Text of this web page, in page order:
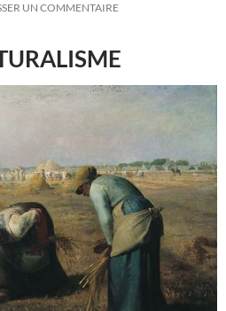
UN COMMENTAIRE